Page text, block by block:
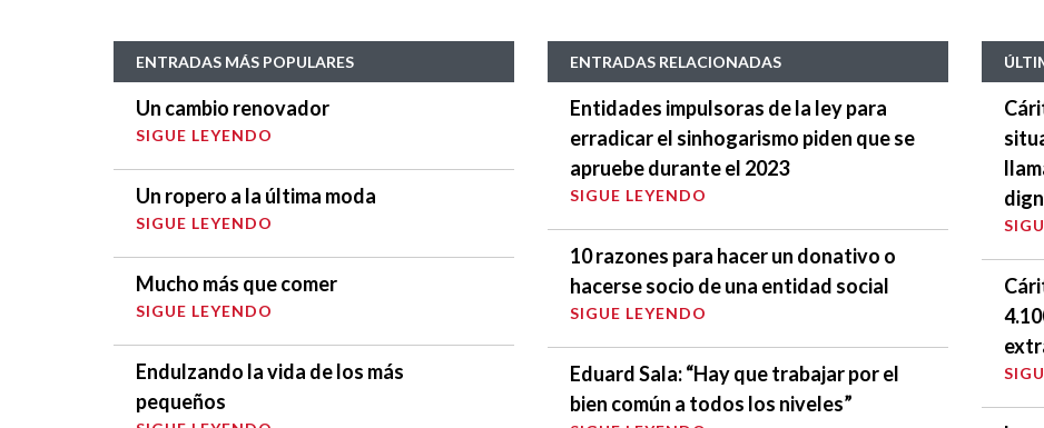
ENTRADAS MÁS POPULARES
Un cambio renovador
SIGUE LEYENDO
Un ropero a la última moda
SIGUE LEYENDO
Mucho más que comer
SIGUE LEYENDO
Endulzando la vida de los más
pequeños
ENTRADAS RELACIONADAS
Entidades impulsoras de la ley para
erradicar el sinhogarismo piden que se
apruebe durante el 2023
SIGUE LEYENDO
10 razones para hacer un donativo o
hacerse socio de una entidad social
SIGUE LEYENDO
Eduard Sala: “Hay que trabajar por el
bien común a todos los niveles”